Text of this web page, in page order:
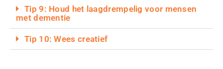
Tip 9: Houd het laagdrempelig voor mensen
met dementie
Tip 10: Wees creatief